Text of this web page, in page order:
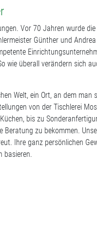
Vor 70 Jahren wurde
Günther und
wie überall verändern sich
Welt, ein Ort, an dem man
von der Tischlerei
bis zu
zu bekommen.
Ihre ganz persönlichen
basieren.